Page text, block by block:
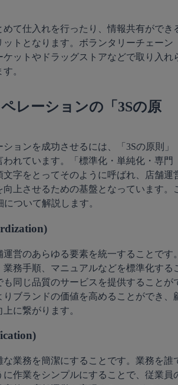
めて仕入れを行ったり、情報共有ができ
ットとなります。ボランタリーチェーン
ケットやドラッグストアなどで取り入れ
。
レーションの「3Sの原
ョンを成功させるには、「3Sの原則」
われています。「標準化・単純化・専門
文字をとってそのように呼ばれ、店舗運
向上させるための基盤となっています。
運営のあらゆる要素を統一することです
業務手順、マニュアルなどを標準化する
も同じ品質のサービスを提供することが
りブランドの価値を高めることができ、
に繋がります。
な業務を簡潔にすることです。業務を誰
に作業をシンプルにすることで、従業員